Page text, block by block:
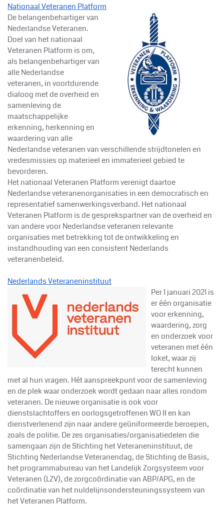
Nationaal Veteranen Platform
De belangenbehartiger van
Nederlandse Veteranen.
Doel van het nationaal
Veteranen Platform is om,
als belangenbehartiger van
alle Nederlandse
veteranen, in voortdurende
dialoog met de overheid en
samenleving de
maatschappelijke
erkenning, herkenning en
waardering van alle
Nederlandse veteranen van verschillende strijdtonelen en
vredesmissies op materieel en immaterieel gebied te
bevorderen.
Het nationaal Veteranen Platform verenigt daartoe
Nederlandse veteranenorganisaties in een democratisch en
representatief samenwerkingsverband. Het nationaal
Veteranen Platform is de gesprekspartner van de overheid en
van andere voor Nederlandse veteranen relevante
organisaties met betrekking tot de ontwikkeling en
instandhouding van een consistent Nederlands
veteranenbeleid.
Nederlands Veteraneninstituut
Per 1 januari 2021 is
er één organisatie
voor erkenning,
waardering, zorg
en onderzoek voor
veteranen met één
loket, waar zij
terecht kunnen
met al hun vragen. Hét aanspreekpunt voor de samenleving
en de plek waar onderzoek wordt gedaan naar alles rondom
veteranen. De nieuwe organisatie is ook voor
dienstslachtoffers en oorlogsgetroffenen WO II en kan
dienstverlenend zijn naar andere geüniformeerde beroepen,
zoals de politie. De zes organisaties/organisatiedelen die
samengaan zijn de Stichting het Veteraneninstituut, de
Stichting Nederlandse Veteranendag, de Stichting de Basis,
het programmabureau van het Landelijk Zorgsysteem voor
Veteranen (LZV), de zorgcoördinatie van ABP/APG, en de
coördinatie van het nuldelijnsondersteuningssysteem van
het Veteranen Platform.